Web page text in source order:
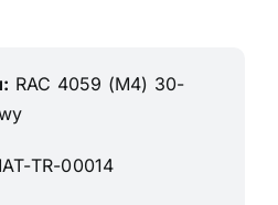
RAC 4059 (M4) 30-
TR-00014